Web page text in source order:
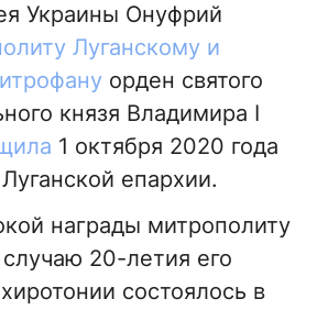
Украины Онуфрий
Луганскому и
орден святого
князя Владимира I
1 октября 2020 года
епархии.
награды митрополиту
20-летия его
состоялось в